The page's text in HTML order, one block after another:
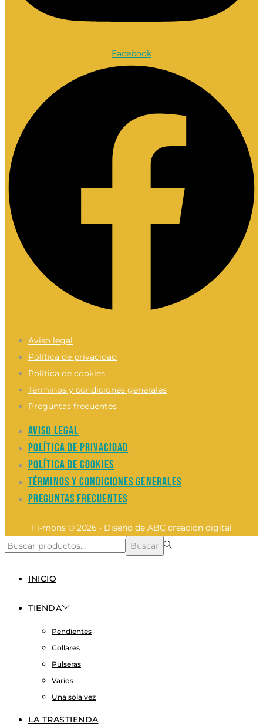
Facebook
Aviso legal
Política de privacidad
Política de cookies
Términos y condiciones generales
Preguntas frecuentes
Aviso legal
Política de privacidad
Política de cookies
Términos y condiciones generales
Preguntas frecuentes
Fi-mons © 2026 • Diseño de ABC creación digital
Búsqueda
Buscar
INICIO
TIENDA
Pendientes
Collares
Pulseras
Varios
Una sola vez
LA TRASTIENDA